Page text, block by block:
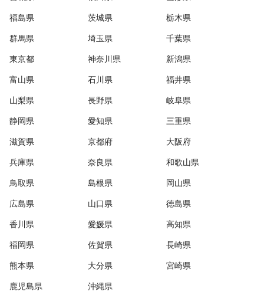
福島県
茨城県
栃木県
群馬県
埼玉県
千葉県
東京都
神奈川県
新潟県
富山県
石川県
福井県
山梨県
長野県
岐阜県
静岡県
愛知県
三重県
滋賀県
京都府
大阪府
兵庫県
奈良県
和歌山県
鳥取県
島根県
岡山県
広島県
山口県
徳島県
香川県
愛媛県
高知県
福岡県
佐賀県
長崎県
熊本県
大分県
宮崎県
鹿児島県
沖縄県